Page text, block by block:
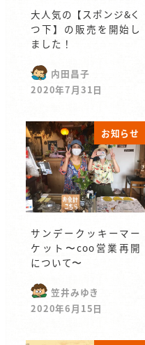
大人気の【スポンジ&く
つ下】の販売を開始し
ました！
内田昌子
2020年7月31日
お知らせ
サンデークッキーマー
ケット〜coo営業再開
について〜
笠井みゆき
2020年6月15日